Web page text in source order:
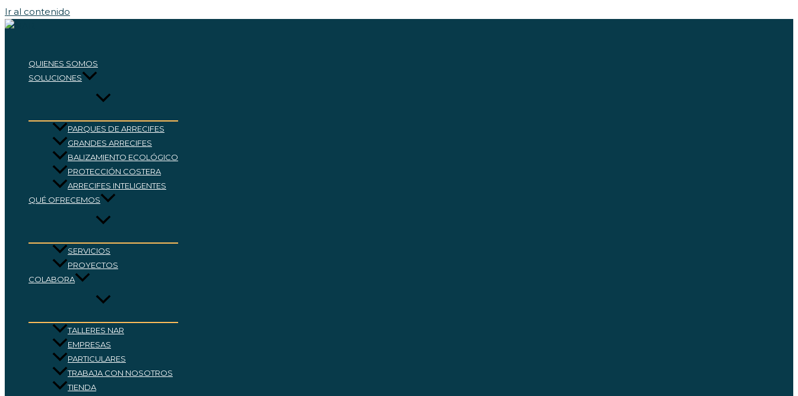
Ir al contenido
QUIENES SOMOS
SOLUCIONES
PARQUES DE ARRECIFES
GRANDES ARRECIFES
BALIZAMIENTO ECOLÓGICO
PROTECCIÓN COSTERA
ARRECIFES INTELIGENTES
QUÉ OFRECEMOS
SERVICIOS
PROYECTOS
COLABORA
TALLERES NAR
EMPRESAS
PARTICULARES
TRABAJA CON NOSOTROS
TIENDA